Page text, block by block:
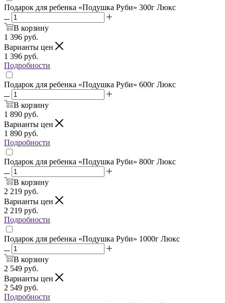
Подарок для ребенка «Подушка Руби» 300г Люкс
В корзину
1 396 руб.
Варианты цен
1 396 руб.
Подробности
Подарок для ребенка «Подушка Руби» 600г Люкс
В корзину
1 890 руб.
Варианты цен
1 890 руб.
Подробности
Подарок для ребенка «Подушка Руби» 800г Люкс
В корзину
2 219 руб.
Варианты цен
2 219 руб.
Подробности
Подарок для ребенка «Подушка Руби» 1000г Люкс
В корзину
2 549 руб.
Варианты цен
2 549 руб.
Подробности